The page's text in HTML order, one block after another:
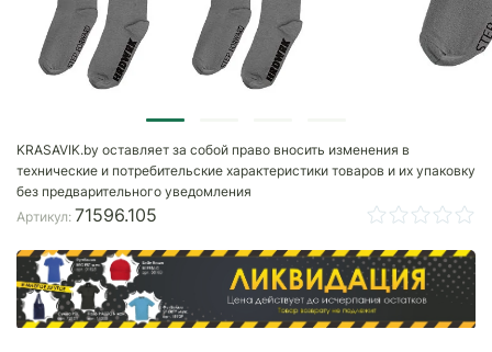
KRASAVIK.by оставляет за собой право вносить изменения в
технические и потребительские характеристики товаров и их упаковку
без предварительного уведомления
Артикул: 71596.105